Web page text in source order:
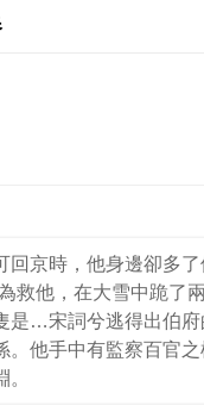
京時，他身邊卻多
救他，在大雪中跪了
…宋詞兮逃得出伯
他手中有監察百官